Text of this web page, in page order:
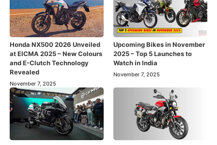
Honda NX500 2026 Unveiled
at EICMA 2025 – New Colours
and E-Clutch Technology
Revealed
November 7, 2025
Upcoming Bikes in November
2025 – Top 5 Launches to
Watch in India
November 7, 2025